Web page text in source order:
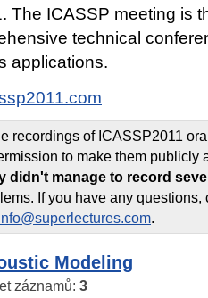
The ICASSP meeting is
technical
applications.
recordings of ICASSP2011
to make them publicly
didn't manage to record
If you have any questions,
.
Modeling
záznamů: 3